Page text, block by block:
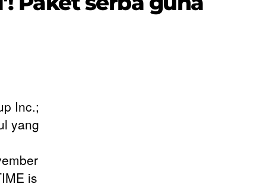
Inc.;
yang
is